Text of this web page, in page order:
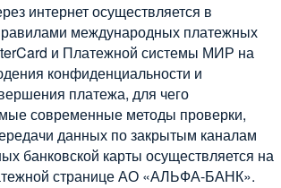
интернет осуществляется в
международных платежных
и Платежной системы МИР на
конфиденциальности и
платежа, для чего
современные методы проверки,
данных по закрытым каналам
банковской карты осуществляется на
странице АО «АЛЬФА-БАНК».